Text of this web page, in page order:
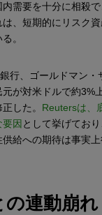
需要を十分に相殺
、短期的にリスク
。
行、ゴールドマン
が対米ドルで約3%
した。 Reutersは、
因 として挙げてお
給への期待は事実上
の連動崩れ